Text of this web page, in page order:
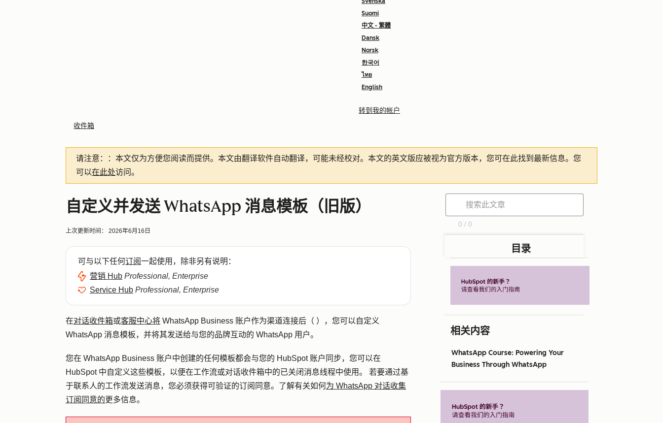
Suomi
中文 - 繁體
Dansk
Norsk
한국어
ไทย
English
转到我的帐户
收件箱
请注意： ：本文仅为方便您阅读而提供。 本文由翻译软件自动翻译，可能未经校对。本文的英文版应被视为官方版本，您可在此找到最新信息。您
可以在此处访问。
自定义并发送 WhatsApp 消息模板（旧版）
上次更新时间： 2026年6月16日
可与以下任何订阅一起使用，除非另有说明：
营销 Hub Professional, Enterprise
Service Hub Professional, Enterprise
在对话收件箱或客服中心将 WhatsApp Business 账户作为渠道连接后（ ），您可以自定义
WhatsApp 消息模板，并将其发送给与您的品牌互动的 WhatsApp 用户。
您在 WhatsApp Business 账户中创建的任何模板都会与您的 HubSpot 账户同步，您可以在
HubSpot 中自定义这些模板，以便在工作流或对话收件箱中的已关闭消息线程中使用。 若要通过基
于联系人的工作流发送消息，您必须获得可验证的订阅同意。了解有关如何为 WhatsApp 对话收集
订阅同意的更多信息。
0 / 0
目录
相关内容
WhatsApp Course: Powering Your
Business Through WhatsApp